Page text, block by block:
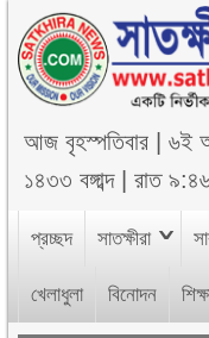
আজবৃহস্পতিবার |৬ই
১৪৩৩ বঙ্গাব্দ|রাত
প্রচ্ছদ সাতক্ষীরা
খেলাধুলা বিনোদন